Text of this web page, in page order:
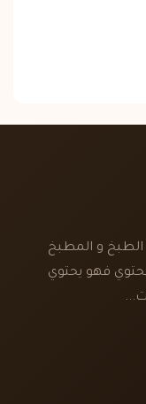
و المطبخ
فهو يحتوي